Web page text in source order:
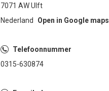
7071 AW Ulft
Nederland
Open in Google maps
Telefoonnummer
0315-630874